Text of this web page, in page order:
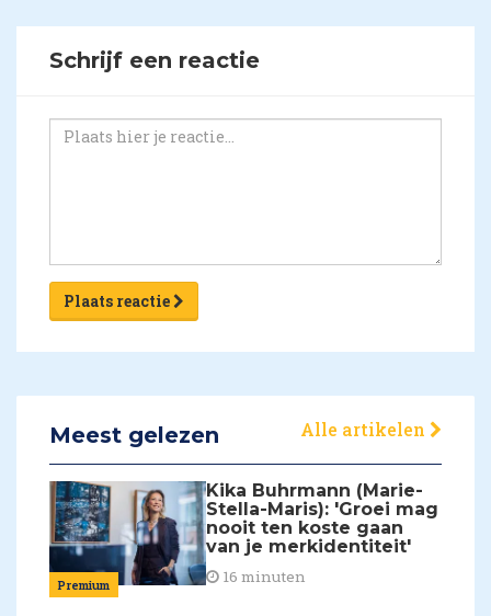
Schrijf een reactie
Plaats reactie
Meest gelezen Alle artikelen
Premium
Kika Buhrmann (Marie-
Stella-Maris): 'Groei mag
nooit ten koste gaan
van je merkidentiteit'
16 minuten